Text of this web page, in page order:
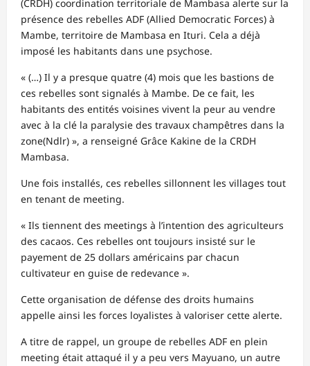
(CRDH) coordination territoriale de Mambasa alerte sur la
présence des rebelles ADF (Allied Democratic Forces) à
Mambe, territoire de Mambasa en Ituri. Cela a déjà
imposé les habitants dans une psychose.
« (…) Il y a presque quatre (4) mois que les bastions de
ces rebelles sont signalés à Mambe. De ce fait, les
habitants des entités voisines vivent la peur au vendre
avec à la clé la paralysie des travaux champêtres dans la
zone(Ndlr) », a renseigné Grâce Kakine de la CRDH
Mambasa.
Une fois installés, ces rebelles sillonnent les villages tout
en tenant de meeting.
« Ils tiennent des meetings à l’intention des agriculteurs
des cacaos. Ces rebelles ont toujours insisté sur le
payement de 25 dollars américains par chacun
cultivateur en guise de redevance ».
Cette organisation de défense des droits humains
appelle ainsi les forces loyalistes à valoriser cette alerte.
A titre de rappel, un groupe de rebelles ADF en plein
meeting était attaqué il y a peu vers Mayuano, un autre